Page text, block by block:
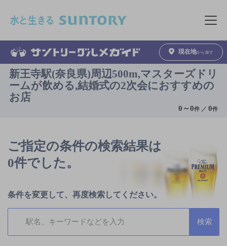
メニュ
現在地から探す
新王寺駅(奈良県)周辺500m,マスターズドリ
ームが飲める,結婚式の2次会におすすめの
お店
0 ～0件 ／0件
ご指定の条件の検索結果は
0件でした。
条件を変更して、再度検索してください。